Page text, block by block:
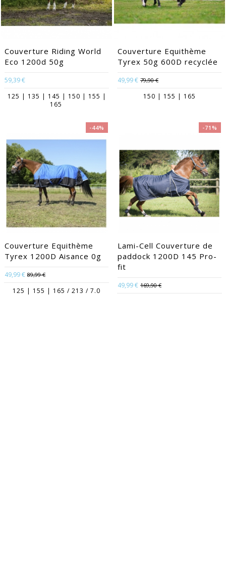
Couverture Riding World
Eco 1200d 50g
59,39 €
125 | 135 | 145 | 150 | 155 |
165
Couverture Equithème
Tyrex 50g 600D recyclée
49,99 € 79,90 €
150 | 155 | 165
-44%
Couverture Equithème
Tyrex 1200D Aisance 0g
49,99 € 89,99 €
125 | 155 | 165 / 213 / 7.0
-71%
Lami-Cell Couverture de
paddock 1200D 145 Pro-
fit
49,99 € 169,90 €